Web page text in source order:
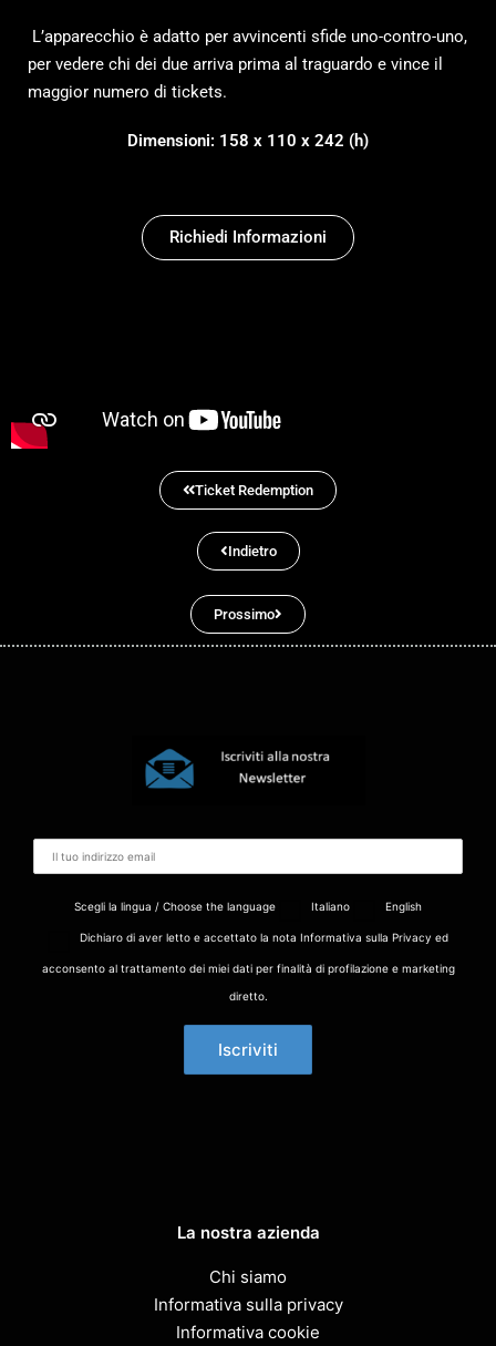
L’apparecchio è adatto per avvincenti sfide uno-contro-uno,
per vedere chi dei due arriva prima al traguardo e vince il
maggior numero di tickets.
Dimensioni: 158 x 110 x 242 (h)
Richiedi Informazioni
Ticket Redemption
Indietro
Prossimo
Scegli la lingua / Choose the language Italiano English
Dichiaro di aver letto e accettato la nota Informativa sulla Privacy ed
acconsento al trattamento dei miei dati per finalità di profilazione e marketing
diretto.
La nostra azienda
Chi siamo
Informativa sulla privacy
Informativa cookie